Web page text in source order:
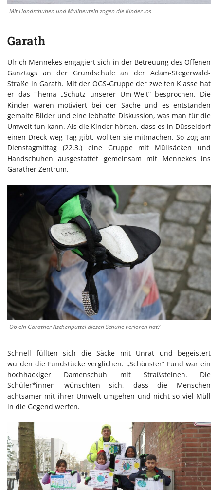
Mit Handschuhen und Müllbeuteln zogen die Kinder los
Garath
Ulrich Mennekes engagiert sich in der Betreuung des Offenen
Ganztags an der Grundschule an der Adam-Stegerwald-
Straße in Garath. Mit der OGS-Gruppe der zweiten Klasse hat
er das Thema „Schutz unserer Um-Welt“ besprochen. Die
Kinder waren motiviert bei der Sache und es entstanden
gemalte Bilder und eine lebhafte Diskussion, was man für die
Umwelt tun kann. Als die Kinder hörten, dass es in Düsseldorf
einen Dreck weg Tag gibt, wollten sie mitmachen. So zog am
Dienstagmittag (22.3.) eine Gruppe mit Müllsäcken und
Handschuhen ausgestattet gemeinsam mit Mennekes ins
Garather Zentrum.
Ob ein Garather Aschenputtel diesen Schuhe verloren hat?
Schnell füllten sich die Säcke mit Unrat und begeistert
wurden die Fundstücke verglichen. „Schönster“ Fund war ein
hochhackiger Damenschuh mit Straßsteinen. Die
Schüler*innen wünschten sich, dass die Menschen
achtsamer mit ihrer Umwelt umgehen und nicht so viel Müll
in die Gegend werfen.